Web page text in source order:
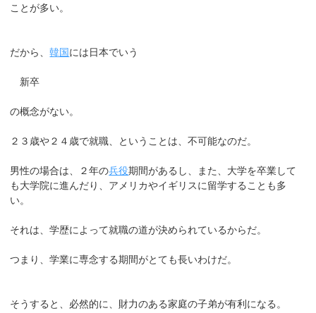
ことが多い。
だから、韓国には日本でいう
新卒
の概念がない。
２３歳や２４歳で就職、ということは、不可能なのだ。
男性の場合は、２年の兵役期間があるし、また、大学を卒業して
も大学院に進んだり、アメリカやイギリスに留学することも多
い。
それは、学歴によって就職の道が決められているからだ。
つまり、学業に専念する期間がとても長いわけだ。
そうすると、必然的に、財力のある家庭の子弟が有利になる。